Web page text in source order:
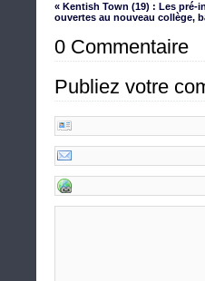
« Kentish Town (19) : Les pré-
ouvertes au nouveau collège,
0 Commentaire
Publiez votre